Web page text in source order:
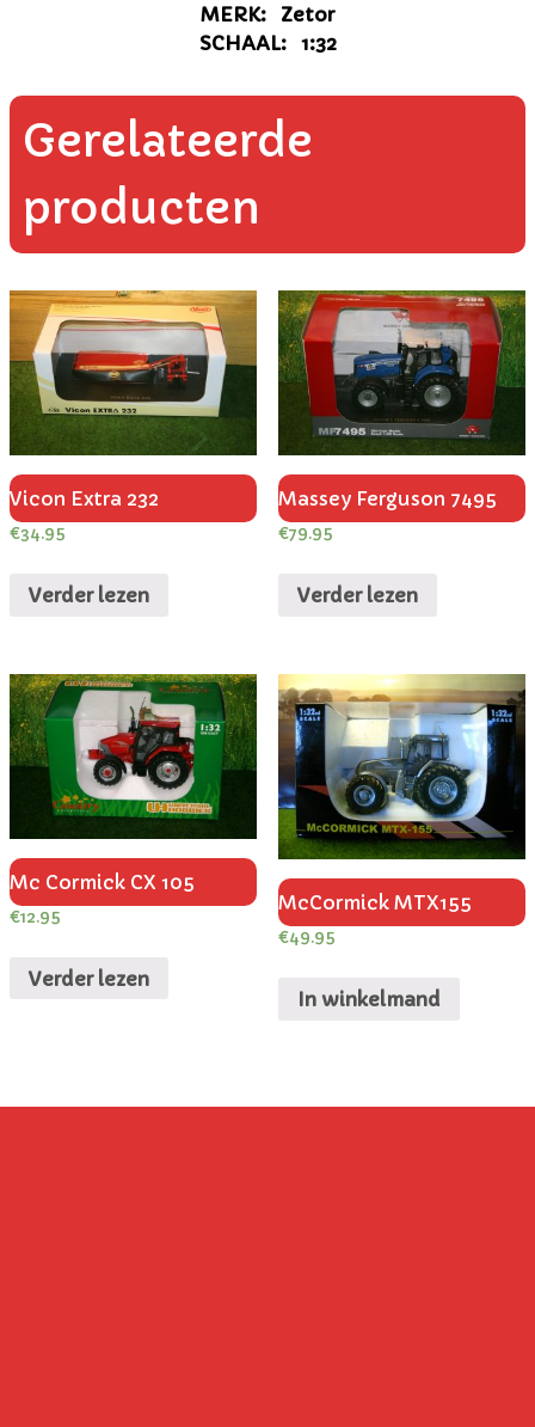
MERK: Zetor
SCHAAL: 1:32
Gerelateerde
producten
Vicon Extra 232
€34.95
Verder lezen
Massey Ferguson 7495
€79.95
Verder lezen
Mc Cormick CX 105
€12.95
Verder lezen
McCormick MTX155
€49.95
In winkelmand